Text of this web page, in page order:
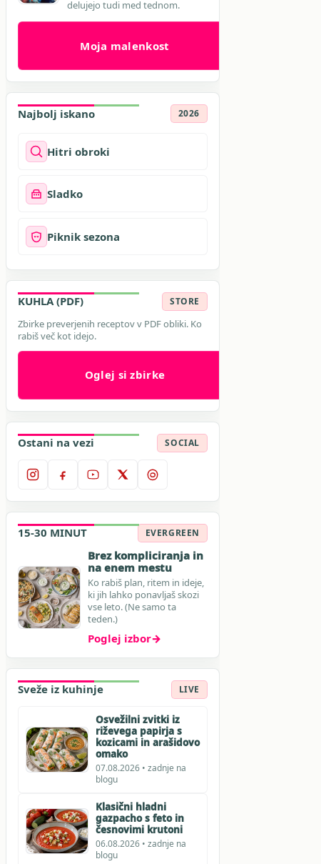
delujejo tudi med tednom.
Moja malenkost
Najbolj iskano 2026
Hitri obroki
Sladko
Piknik sezona
KUHLA (PDF) STORE
Zbirke preverjenih receptov v PDF obliki. Ko
rabiš več kot idejo.
Oglej si zbirke
Ostani na vezi SOCIAL
15-30 MINUT EVERGREEN
Brez kompliciranja in
na enem mestu
Ko rabiš plan, ritem in ideje,
ki jih lahko ponavljaš skozi
vse leto. (Ne samo ta
teden.)
Poglej izbor→
Sveže iz kuhinje LIVE
Osvežilni zvitki iz
riževega papirja s
kozicami in arašidovo
omako
07.08.2026 • zadnje na
blogu
Klasični hladni
gazpacho s feto in
česnovimi krutoni
06.08.2026 • zadnje na
blogu